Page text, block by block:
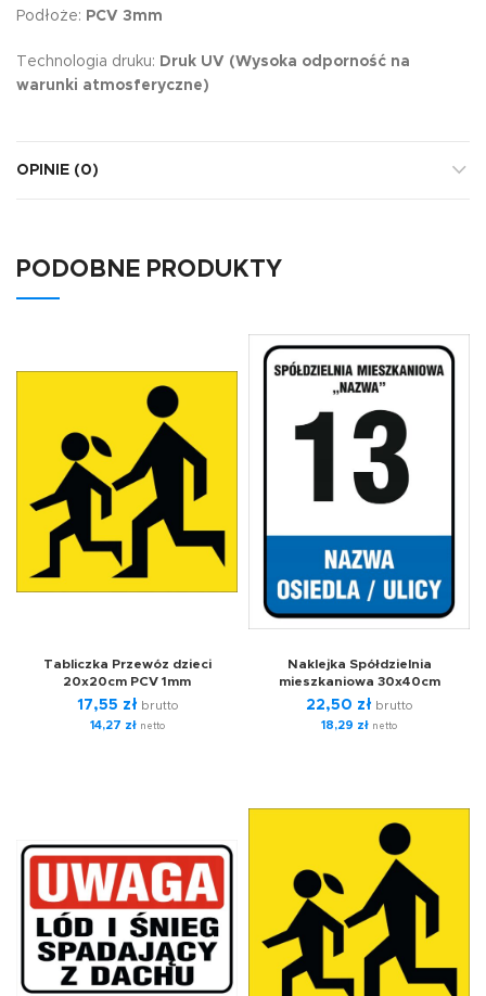
Podłoże: PCV 3mm
Technologia druku: Druk UV (Wysoka odporność na
warunki atmosferyczne)
OPINIE (0)
PODOBNE PRODUKTY
Tabliczka Przewóz dzieci
20x20cm PCV 1mm
17,55 zł brutto
14,27 złnetto
Naklejka Spółdzielnia
mieszkaniowa 30x40cm
22,50 zł brutto
18,29 zł netto